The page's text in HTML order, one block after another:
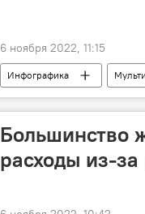
6 ноября 2022, 11:15
Инфографика
Большинство
расходы из-за